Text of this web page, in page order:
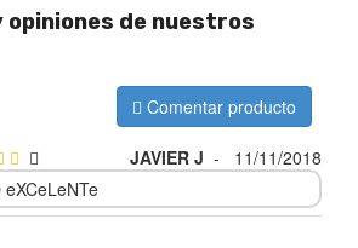
opiniones de nuestros
Comentar producto
JAVIER J -
11/11/2018
eXCeLeNTe